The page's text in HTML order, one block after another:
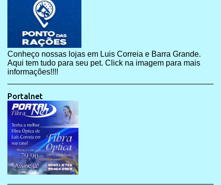
Conheço nossas lojas em Luis Correia e Barra Grande.
Aqui tem tudo para seu pet. Click na imagem para mais
informações!!!!
Portalnet